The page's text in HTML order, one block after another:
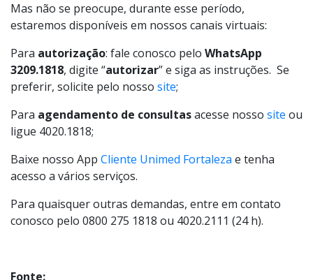
Mas não se preocupe, durante esse período,
estaremos disponíveis em nossos canais virtuais:
Para autorização: fale conosco pelo WhatsApp
3209.1818, digite “autorizar” e siga as instruções. Se
preferir, solicite pelo nosso site;
Para agendamento de consultasacesse nosso site ou
ligue 4020.1818;
Baixe nosso App Cliente Unimed Fortaleza e tenha
acesso a vários serviços.
Para quaisquer outras demandas, entre em contato
conosco pelo 0800 275 1818 ou 4020.2111 (24 h).
Fonte: